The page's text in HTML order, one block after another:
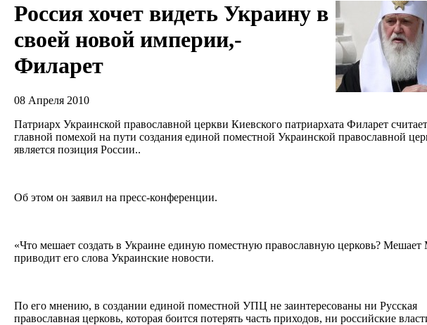
Россия хочет видеть Украину в
своей новой империи,-
Филарет
08 Апреля 2010
Патриарх Украинской православной церкви Киевского патриархата Филарет
главной помехой на пути создания единой поместной Украинской православной
является позиция России..
Об этом он заявил на пресс-конференции.
«Что мешает создать в Украине единую поместную православную церковь? Мешает
приводит его слова Украинские новости.
По его мнению, в создании единой поместной УПЦ не заинтересованы ни Русская
православная церковь, которая боится потерять часть приходов, ни российские